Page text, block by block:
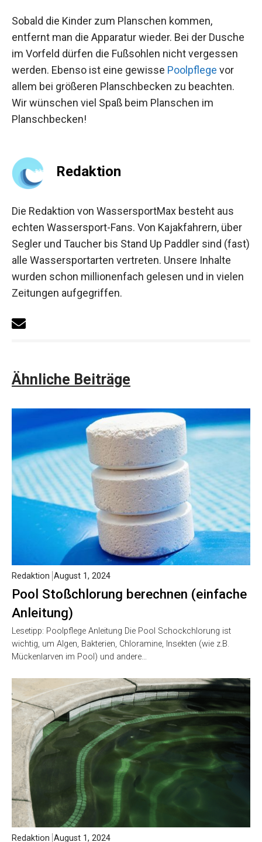
Sobald die Kinder zum Planschen kommen,
entfernt man die Apparatur wieder. Bei der Dusche
im Vorfeld dürfen die Fußsohlen nicht vergessen
werden. Ebenso ist eine gewisse Poolpflege vor
allem bei größeren Planschbecken zu beachten.
Wir wünschen viel Spaß beim Planschen im
Planschbecken!
Redaktion
Die Redaktion von WassersportMax besteht aus
echten Wassersport-Fans. Von Kajakfahrern, über
Segler und Taucher bis Stand Up Paddler sind (fast)
alle Wassersportarten vertreten. Unsere Inhalte
wurden schon millionenfach gelesen und in vielen
Zeitungen aufgegriffen.
Ähnliche Beiträge
Pool Stoßchlorung berechnen (einfache
Anleitung)
Redaktion August 1, 2024
Lesetipp: Poolpflege Anleitung Die Pool Schockchlorung ist
wichtig, um Algen, Bakterien, Chloramine, Insekten (wie z.B.
Mückenlarven im Pool) und andere…
Redaktion August 1, 2024